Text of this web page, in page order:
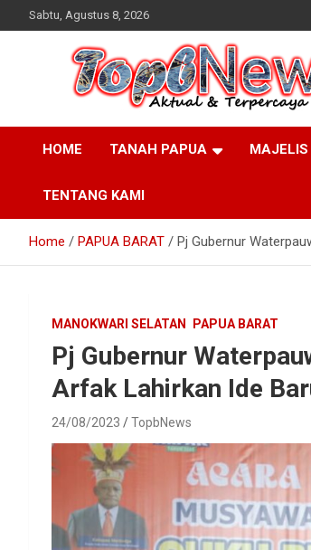
to
Sabtu, Agustus 8, 2026
HOME TANAH PAPUA MAJELIS
TENTANG KAMI
Home PAPUA BARAT Pj Gubernur
MANOKWARI SELATAN PAPUA BARAT
Pj Gubernur
Arfak Lahirkan Ide
24/08/2023 TopbNews